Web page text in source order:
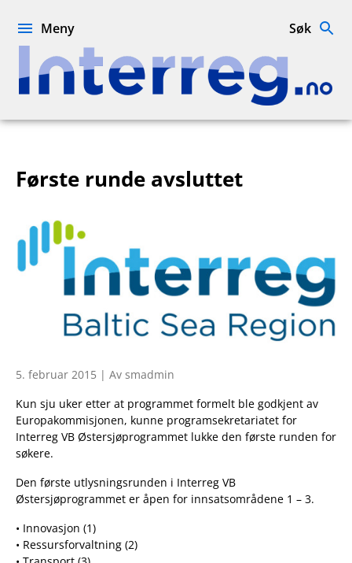
Interreg.no
Meny Søk
Første runde avsluttet
5. februar 2015 | Av smadmin
Kun sju uker etter at programmet formelt ble godkjent av
Europakommisjonen, kunne programsekretariatet for
Interreg VB Østersjøprogrammet lukke den første runden for
søkere.
Den første utlysningsrunden i Interreg VB
Østersjøprogrammet er åpen for innsatsområdene 1 – 3.
• Innovasjon (1)
• Ressursforvaltning (2)